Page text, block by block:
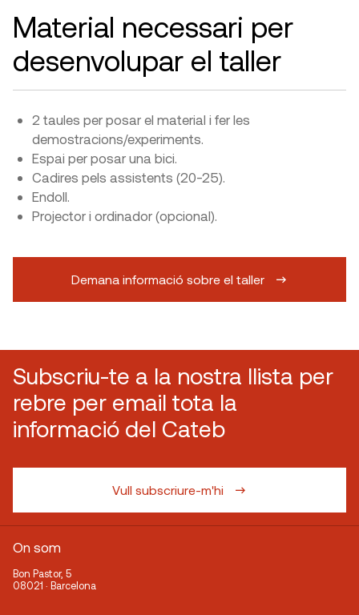
Material necessari per
desenvolupar el taller
2 taules per posar el material i fer les
demostracions/experiments.
Espai per posar una bici.
Cadires pels assistents (20-25).
Endoll.
Projector i ordinador (opcional).
Demana informació sobre el taller
Subscriu-te a la nostra llista per
rebre per email tota la
informació del Cateb
Vull subscriure-m'hi
On som
Bon Pastor, 5
08021 · Barcelona